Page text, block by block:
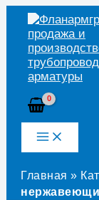
Перейти
содержимому
Главная »